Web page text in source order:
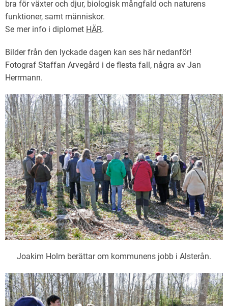
bra för växter och djur, biologisk mångfald och naturens
funktioner, samt människor.
Se mer info i diplomet HÄR.
Bilder från den lyckade dagen kan ses här nedanför!
Fotograf Staffan Arvegård i de flesta fall, några av Jan
Herrmann.
Joakim Holm berättar om kommunens jobb i Alsterån.